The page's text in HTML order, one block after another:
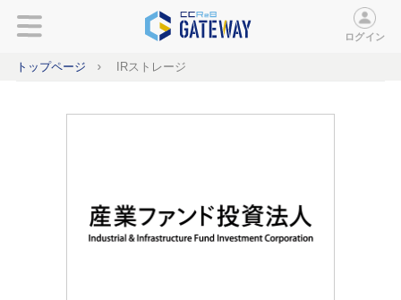
ログイン
トップページ IRストレージ